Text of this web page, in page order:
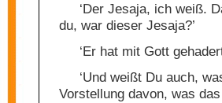
‘Der Jesaja, ich weiß.
du, war dieser Jesaja?’
‘Er hat mit Gott
‘Und weißt Du auch,
Vorstellung davon, was das